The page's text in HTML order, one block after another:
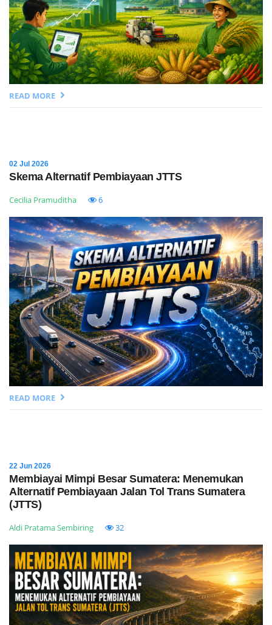
READ MORE
02 Jul 2026
Skema Alternatif Pembiayaan JTTS
Cecilia Pramuditha 6
READ MORE
22 Jun 2026
Membiayai Mimpi Besar Sumatera: Menemukan
Alternatif Pembiayaan Jalan Tol Trans Sumatera
(JTTS)
Aldi Pratama Sembiring 32